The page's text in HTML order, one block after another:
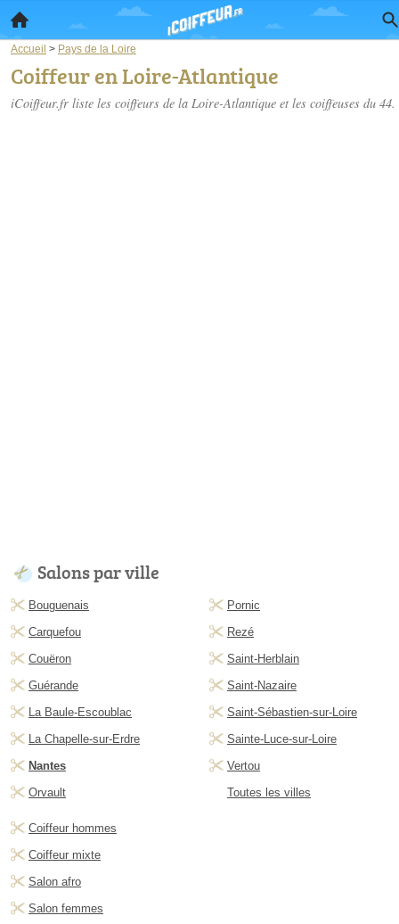
Accueil > Pays de la Loire
Coiffeur en Loire-Atlantique
iCoiffeur.fr liste les coiffeurs de la Loire-Atlantique et les coiffeuses du 44.
Salons par ville
Bouguenais
Carquefou
Couëron
Guérande
La Baule-Escoublac
La Chapelle-sur-Erdre
Nantes
Orvault
Pornic
Rezé
Saint-Herblain
Saint-Nazaire
Saint-Sébastien-sur-Loire
Sainte-Luce-sur-Loire
Vertou
Toutes les villes
Coiffeur hommes
Coiffeur mixte
Salon afro
Salon femmes